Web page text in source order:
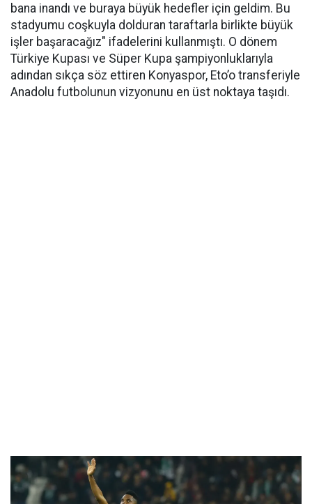
bana inandı ve buraya büyük hedefler için geldim. Bu
stadyumu coşkuyla dolduran taraftarla birlikte büyük
işler başaracağız" ifadelerini kullanmıştı. O dönem
Türkiye Kupası ve Süper Kupa şampiyonluklarıyla
adından sıkça söz ettiren Konyaspor, Eto’o transferiyle
Anadolu futbolunun vizyonunu en üst noktaya taşıdı.